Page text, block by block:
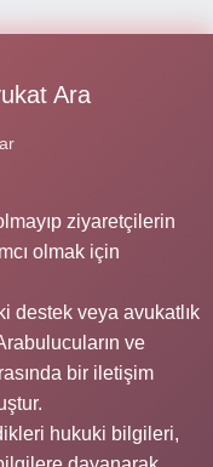
Ara
ziyaretçilerin
olmak için
destek veya avukatlık
ve
bir iletişim
hukuki bilgileri,